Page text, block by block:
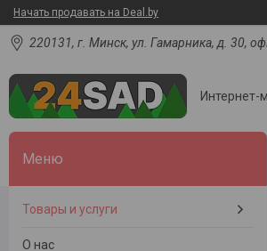
Начать продавать на Deal.by
220131, г. Минск, ул. Гамарника, д. 30,
Интернет-
Товары и услуги
О нас